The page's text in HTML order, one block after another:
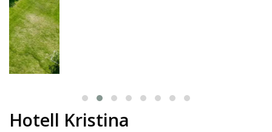
Hotell Kristina